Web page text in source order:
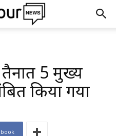
तैनात 5 मुख्य
किया गया